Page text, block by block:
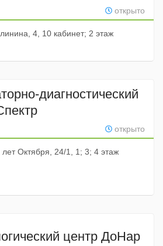
открыто
4, 10 кабинет; 2 этаж
диагностический
открыто
Октября, 24/1, 1; 3; 4 этаж
центр ДоНар